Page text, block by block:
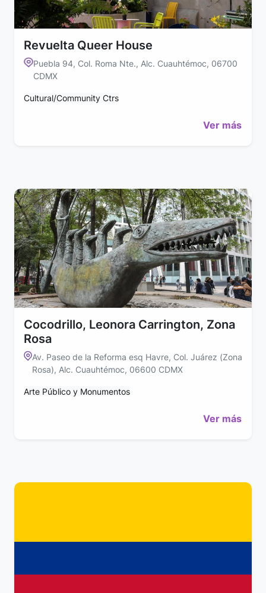
Revuelta Queer House
Puebla 94, Col. Roma Nte., Alc. Cuauhtémoc, 06700
CDMX
Cultural/Community Ctrs
Ver más
Cocodrillo, Leonora Carrington, Zona
Rosa
Av. Paseo de la Reforma esq Havre, Col. Juárez (Zona
Rosa), Alc. Cuauhtémoc, 06600 CDMX
Arte Público y Monumentos
Ver más